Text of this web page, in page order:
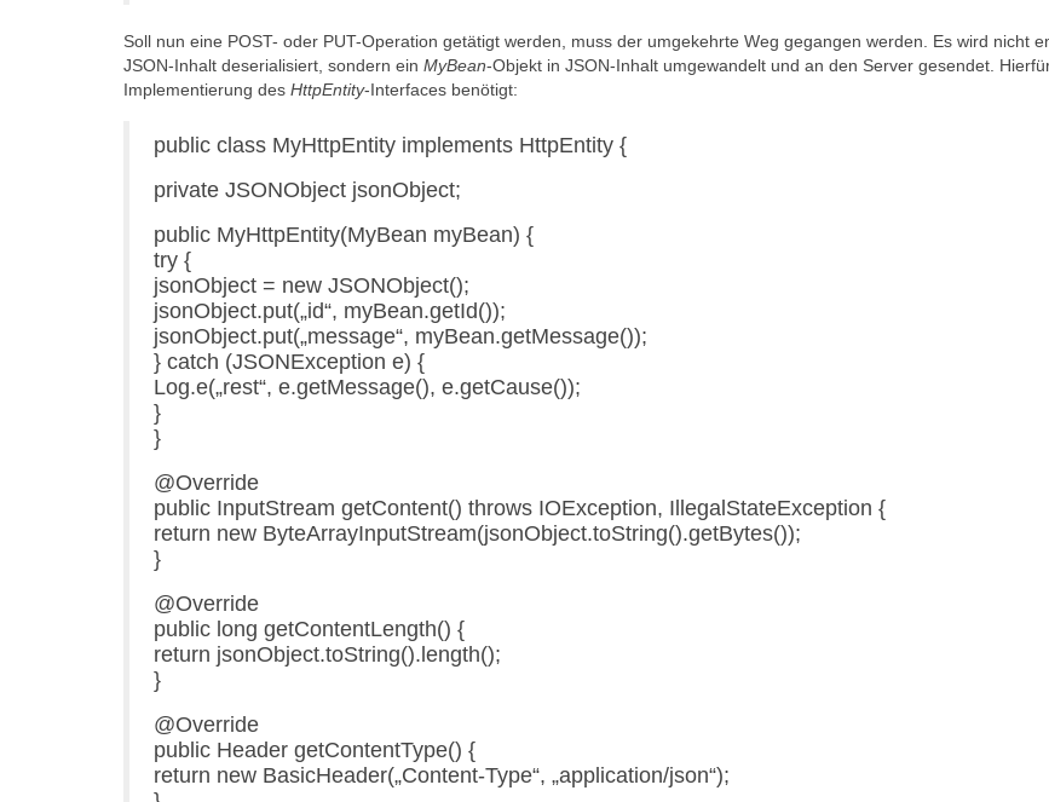
Soll nun eine POST- oder PUT-Operation getätigt werden, muss der umgekehrte Weg gegangen werden. Es wird nicht
JSON-Inhalt deserialisiert, sondern ein MyBean-Objekt in JSON-Inhalt umgewandelt und an den Server gesendet.
Implementierung des HttpEntity-Interfaces benötigt:
public class MyHttpEntity implements HttpEntity {
private JSONObject jsonObject;
public MyHttpEntity(MyBean myBean) {
try {
jsonObject = new JSONObject();
jsonObject.put(„id“, myBean.getId());
jsonObject.put(„message“, myBean.getMessage());
} catch (JSONException e) {
Log.e(„rest“, e.getMessage(), e.getCause());
}
}
@Override
public InputStream getContent() throws IOException, IllegalStateException {
return new ByteArrayInputStream(jsonObject.toString().getBytes());
}
@Override
public long getContentLength() {
return jsonObject.toString().length();
}
@Override
public Header getContentType() {
return new BasicHeader(„Content-Type“, „application/json“);